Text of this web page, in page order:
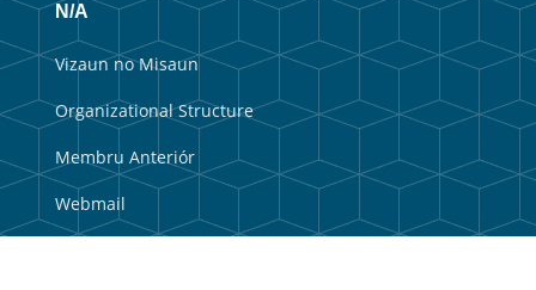
N/A
Vizaun no Misaun
Organizational Structure
Membru Anteriór
Webmail